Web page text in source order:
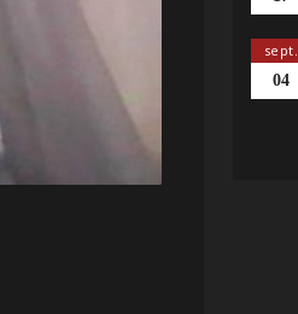
sept.
04